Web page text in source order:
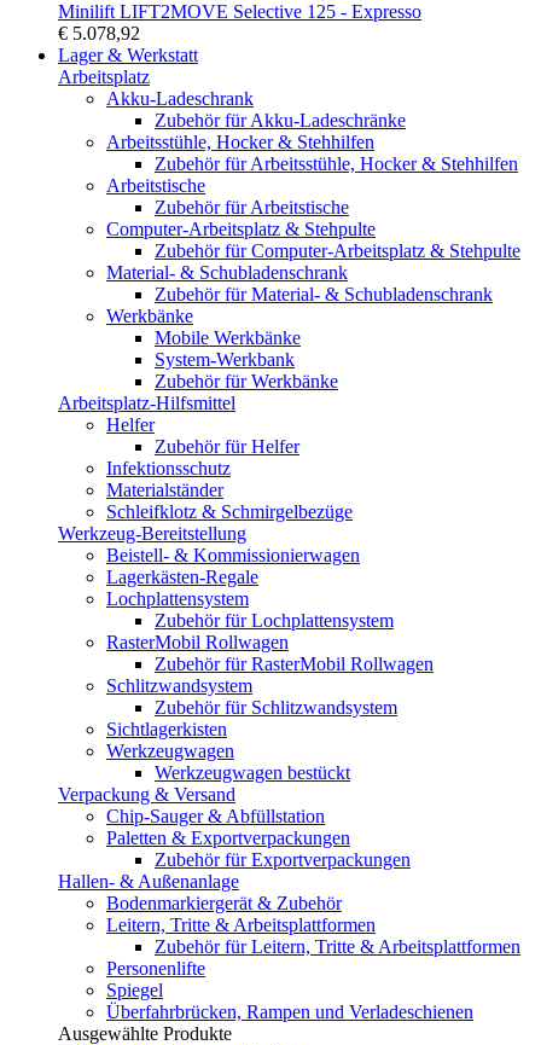
Minilift LIFT2MOVE Selective 125 - Expresso
€ 5.078,92
Lager & Werkstatt
Arbeitsplatz
Akku-Ladeschrank
Zubehör für Akku-Ladeschränke
Arbeitsstühle, Hocker & Stehhilfen
Zubehör für Arbeitsstühle, Hocker & Stehhilfen
Arbeitstische
Zubehör für Arbeitstische
Computer-Arbeitsplatz & Stehpulte
Zubehör für Computer-Arbeitsplatz & Stehpulte
Material- & Schubladenschrank
Zubehör für Material- & Schubladenschrank
Werkbänke
Mobile Werkbänke
System-Werkbank
Zubehör für Werkbänke
Arbeitsplatz-Hilfsmittel
Helfer
Zubehör für Helfer
Infektionsschutz
Materialständer
Schleifklotz & Schmirgelbezüge
Werkzeug-Bereitstellung
Beistell- & Kommissionierwagen
Lagerkästen-Regale
Lochplattensystem
Zubehör für Lochplattensystem
RasterMobil Rollwagen
Zubehör für RasterMobil Rollwagen
Schlitzwandsystem
Zubehör für Schlitzwandsystem
Sichtlagerkisten
Werkzeugwagen
Werkzeugwagen bestückt
Verpackung & Versand
Chip-Sauger & Abfüllstation
Paletten & Exportverpackungen
Zubehör für Exportverpackungen
Hallen- & Außenanlage
Bodenmarkiergerät & Zubehör
Leitern, Tritte & Arbeitsplattformen
Zubehör für Leitern, Tritte & Arbeitsplattformen
Personenlifte
Spiegel
Überfahrbrücken, Rampen und Verladeschienen
Ausgewählte Produkte